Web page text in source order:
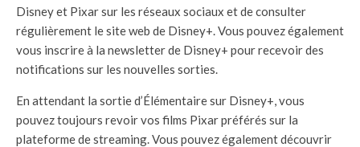
Disney et Pixar sur les réseaux sociaux et de consulter
régulièrement le site web de Disney+. Vous pouvez également
vous inscrire à la newsletter de Disney+ pour recevoir des
notifications sur les nouvelles sorties.
En attendant la sortie d’Élémentaire sur Disney+, vous
pouvez toujours revoir vos films Pixar préférés sur la
plateforme de streaming. Vous pouvez également découvrir